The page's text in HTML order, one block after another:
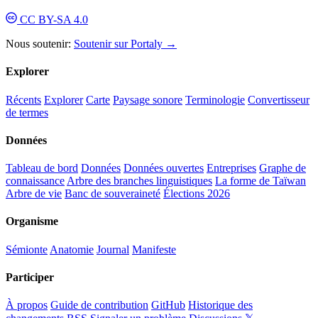
CC BY-SA 4.0
Nous soutenir: Soutenir sur Portaly →
Explorer
Récents Explorer Carte Paysage sonore Terminologie Convertisseur
de termes
Données
Tableau de bord Données Données ouvertes Entreprises Graphe de
connaissance Arbre des branches linguistiques La forme de Taïwan
Arbre de vie Banc de souveraineté Élections 2026
Organisme
Sémionte Anatomie Journal Manifeste
Participer
À propos Guide de contribution GitHub Historique des